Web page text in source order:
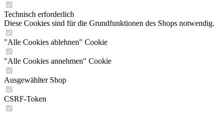
Technisch erforderlich
Diese Cookies sind für die Grundfunktionen des Shops notwendig.
"Alle Cookies ablehnen" Cookie
"Alle Cookies annehmen" Cookie
Ausgewählter Shop
CSRF-Token